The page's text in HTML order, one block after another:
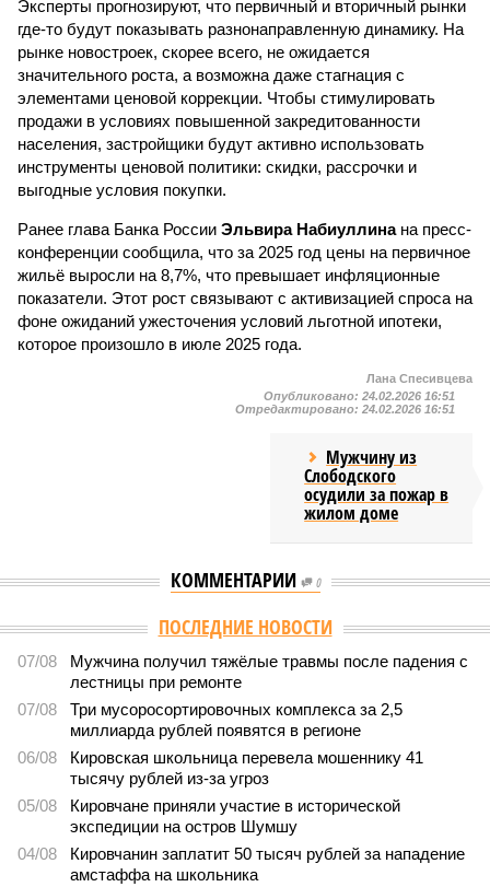
Эксперты прогнозируют, что первичный и вторичный рынки
где-то будут показывать разнонаправленную динамику. На
рынке новостроек, скорее всего, не ожидается
значительного роста, а возможна даже стагнация с
элементами ценовой коррекции. Чтобы стимулировать
продажи в условиях повышенной закредитованности
населения, застройщики будут активно использовать
инструменты ценовой политики: скидки, рассрочки и
выгодные условия покупки.
Ранее глава Банка России Эльвира Набиуллинана пресс-
конференции сообщила, что за 2025 год цены на первичное
жильё выросли на 8,7%, что превышает инфляционные
показатели. Этот рост связывают с активизацией спроса на
фоне ожиданий ужесточения условий льготной ипотеки,
которое произошло в июле 2025 года.
Лана Спесивцева
Опубликовано: 24.02.2026 16:51
Отредактировано: 24.02.2026 16:51
Мужчину из
Слободского
осудили за пожар в
жилом доме
КОММЕНТАРИИ 0
ПОСЛЕДНИЕ НОВОСТИ
07/08
Мужчина получил тяжёлые травмы после падения с
лестницы при ремонте
07/08
Три мусоросортировочных комплекса за 2,5
миллиарда рублей появятся в регионе
06/08
Кировская школьница перевела мошеннику 41
тысячу рублей из-за угроз
05/08
Кировчане приняли участие в исторической
экспедиции на остров Шумшу
04/08
Кировчанин заплатит 50 тысяч рублей за нападение
амстаффа на школьника